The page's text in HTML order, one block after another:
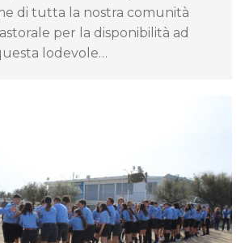
di tutta la nostra comunità
per la disponibilità ad
lodevole…